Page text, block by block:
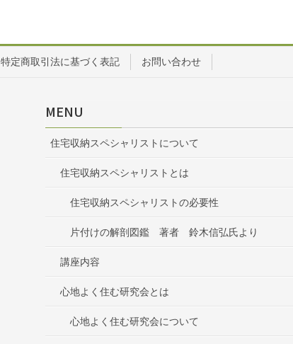
特定商取引法に基づく表記 お問い合わせ
MENU
住宅収納スペシャリストについて
住宅収納スペシャリストとは
住宅収納スペシャリストの必要性
片付けの解剖図鑑 著者 鈴木信弘氏より
講座内容
心地よく住む研究会とは
心地よく住む研究会について